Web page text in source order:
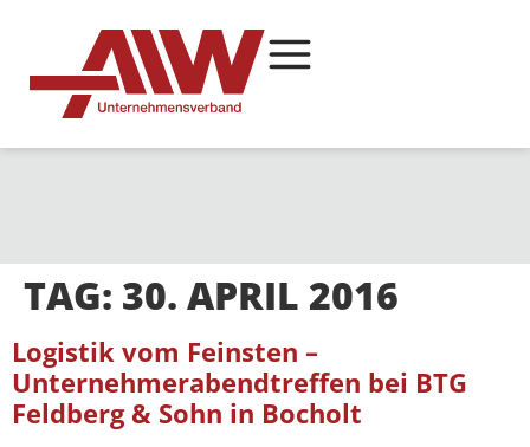
TAG: 30. APRIL 2016
Logistik vom Feinsten –
Unternehmerabendtreffen bei BTG
Feldberg & Sohn in Bocholt